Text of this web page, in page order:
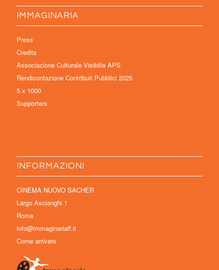
IMMAGINARIA
Press
Credits
Associazione Culturale Visibilia APS
Rendicontazione Contributi Pubblici 2025
5 x 1000
Supporters
INFORMAZIONI
CINEMA NUOVO SACHER
Largo Ascianghi 1
Roma
info@immaginariaff.it
Come arrivare